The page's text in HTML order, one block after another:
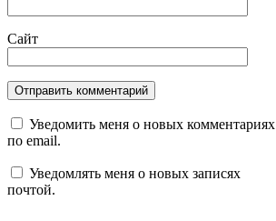
Сайт
Уведомить меня о новых комментариях
по email.
Уведомлять меня о новых записях
почтой.